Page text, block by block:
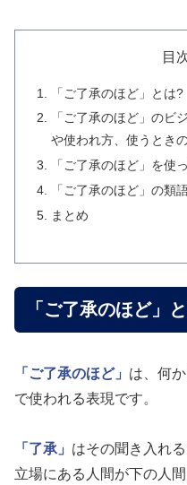
目
「ご了承のほど」とは?
「ご了承のほど」のビ
や使われ方、使うとき
「ご了承のほど」を使
「ご了承のほど」の類
まとめ
「ご了承のほど」
「ご了承のほど」 は、何
で使われる表現です。
「了承」 はその聞き入れ
立場にある人間が下の人